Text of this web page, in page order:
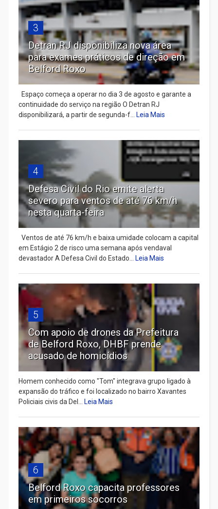
3
Detran RJ disponibiliza nova área
para exames práticos de direção em
Belford Roxo
Espaço começa a operar no dia 3 de agosto e garante a
continuidade do serviço na região O Detran RJ
disponibilizará, a partir de segunda-f... Leia Mais
4
Defesa Civil do Rio emite alerta
severo para ventos de até 76 km/h
nesta quarta-feira
Ventos de até 76 km/h e baixa umidade colocam a capital
em Estágio 2 de risco uma semana após vendaval
devastador A Defesa Civil do Estado... Leia Mais
5
Com apoio de drones da Prefeitura
de Belford Roxo, DHBF prende
acusado de homicídios
Homem conhecido como "Tom" integrava grupo ligado à
expansão do tráfico e foi localizado no bairro Xavantes
Policiais civis da Del... Leia Mais
6
Belford Roxo capacita professores
em primeiros socorros